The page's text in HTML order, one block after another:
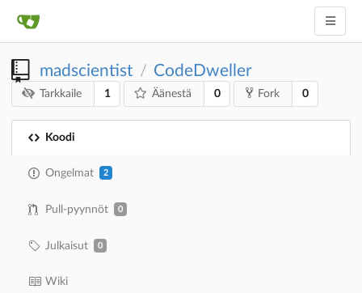
madscientist / CodeDweller
Tarkkaile 1 Äänestä 0 Fork 0
Koodi
Ongelmat 2
Pull-pyynnöt 0
Julkaisut 0
Wiki